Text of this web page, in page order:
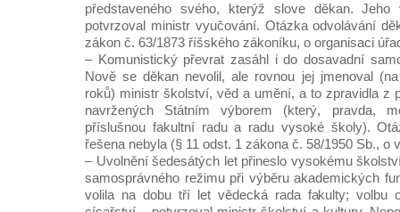
představeného svého, kterýž slove děkan.
potvrzoval ministr vyučování. Otázka odvolávání
zákon č. 63/1873 říšského zákoníku, o organisaci
– Komunistický převrat zasáhl i do dosavadní
Nově se děkan nevolil, ale rovnou jej jmenoval
roků) ministr školství, věd a umění, a to zpravidla z
navržených Státním výborem (který, pravda,
příslušnou fakultní radu a radu vysoké školy).
řešena nebyla (§ 11 odst. 1 zákona č. 58/1950 Sb., o
– Uvolnění šedesátých let přineslo vysokému
samosprávného režimu při výběru akademických
volila na dobu tří let vědecká rada fakulty;